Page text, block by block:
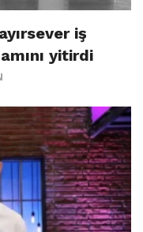
iş
yitirdi